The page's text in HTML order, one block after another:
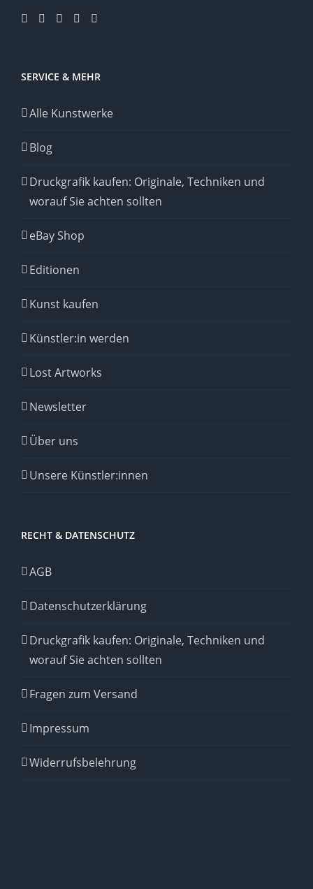
SERVICE & MEHR
Alle Kunstwerke
Blog
Druckgrafik kaufen: Originale, Techniken und
worauf Sie achten sollten
eBay Shop
Editionen
Kunst kaufen
Künstler:in werden
Lost Artworks
Newsletter
Über uns
Unsere Künstler:innen
RECHT & DATENSCHUTZ
AGB
Datenschutzerklärung
Druckgrafik kaufen: Originale, Techniken und
worauf Sie achten sollten
Fragen zum Versand
Impressum
Widerrufsbelehrung